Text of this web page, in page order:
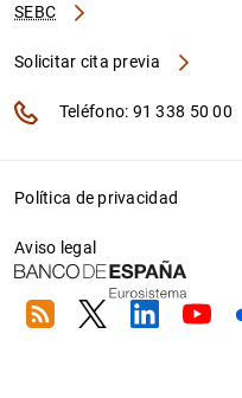
SEBC
Solicitar cita previa
Teléfono: 91 338 50 00
Política de privacidad
Aviso legal
RSS TwitterLinkedin